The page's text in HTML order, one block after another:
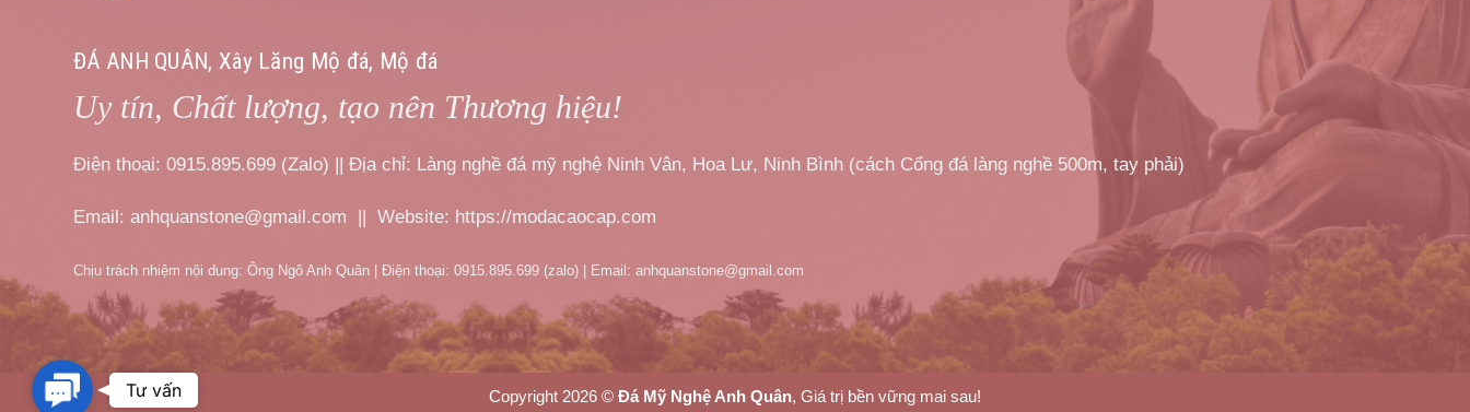
ĐÁ ANH QUÂN, Xây Lăng Mộ đá, Mộ đá
Uy tín, Chất lượng, tạo nên Thương hiệu!
Điện thoại: 0915.895.699 (Zalo) || Địa chỉ: Làng nghề đá mỹ nghệ Ninh Vân, Hoa Lư, Ninh Bình (cách Cổng đá làng nghề 500m, tay phải)
Email: anhquanstone@gmail.com || Website: https://modacaocap.com
Chịu trách nhiệm nội dung: Ông Ngô Anh Quân | Điện thoại: 0915.895.699 (zalo) | Email: anhquanstone@gmail.com
Copyright 2026 © Đá Mỹ Nghệ Anh Quân, Giá trị bền vững mai sau!
ContactTư vấn